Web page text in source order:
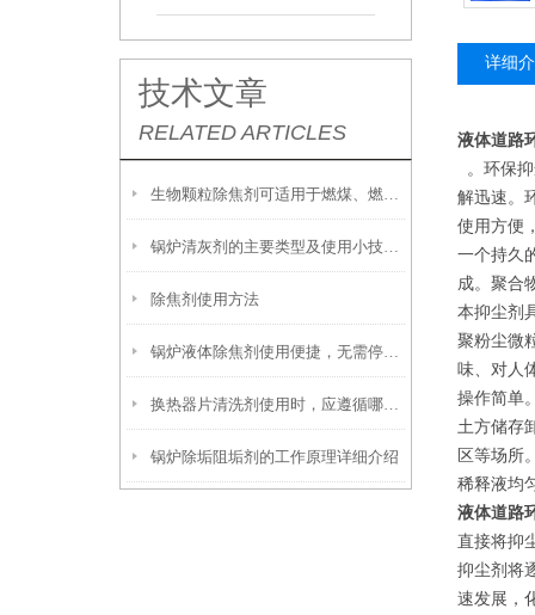
技术文章
RELATED ARTICLES
生物颗粒除焦剂可适用于燃煤、燃油及生物质混燃锅炉的定期除焦
锅炉清灰剂的主要类型及使用小技巧分享
除焦剂使用方法
锅炉液体除焦剂使用便捷，无需停炉即可在线投加
换热器片清洗剂使用时，应遵循哪些步骤？
锅炉除垢阻垢剂的工作原理详细介绍
详细
液体道路
。环保
解迅速。
使用方便
一个持久
成。聚合
本抑尘剂
聚粉尘微
味、对人
操作简单
土方储存
区等场所
稀释液均
液体道路
直接将抑
抑尘剂将
速发展，